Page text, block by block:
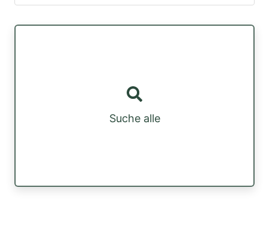
Suche alle